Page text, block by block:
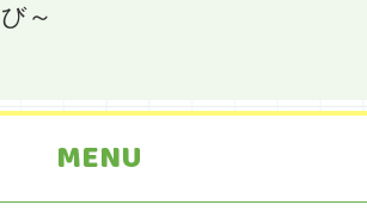
び～
MENU